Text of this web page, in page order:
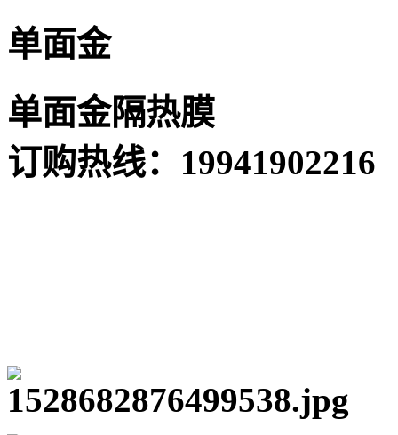
单面金
单面金隔热膜
订购热线： 19941902216